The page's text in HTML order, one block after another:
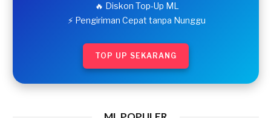
🔥 Diskon Top-Up ML
⚡ Pengiriman Cepat tanpa Nunggu
TOP UP SEKARANG